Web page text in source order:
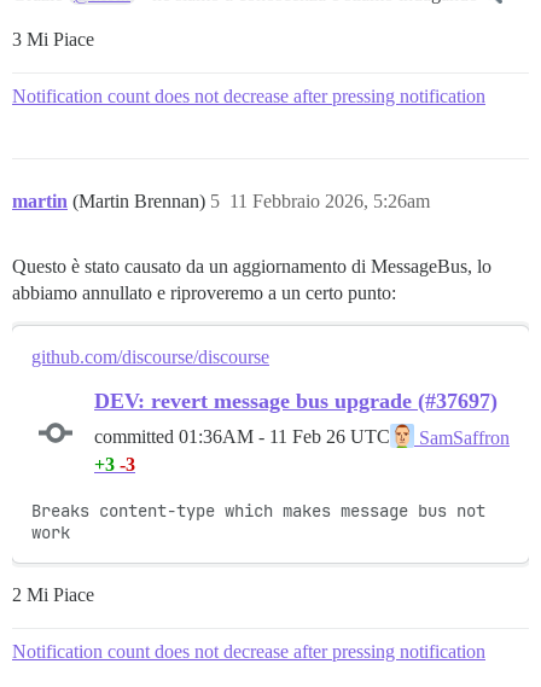
3 Mi Piace
Notification count does not decrease after pressing notification
martin (Martin Brennan) 11 Febbraio 2026, 5:26am
5
Questo è stato causato da un aggiornamento di MessageBus, lo
abbiamo annullato e riproveremo a un certo punto:
github.com/discourse/discourse
DEV: revert message bus upgrade (#37697)
committed 01:36AM - 11 Feb 26 UTC
SamSaffron
+3 -3
Breaks content-type which makes message bus not
work
2 Mi Piace
Notification count does not decrease after pressing notification